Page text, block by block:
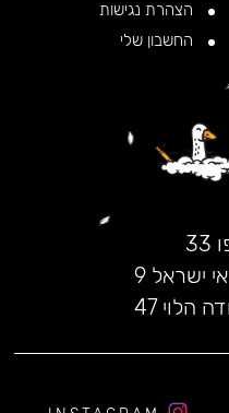
הצהרת נגישות
החשבון שלי
ישראל 9
הלוי 47